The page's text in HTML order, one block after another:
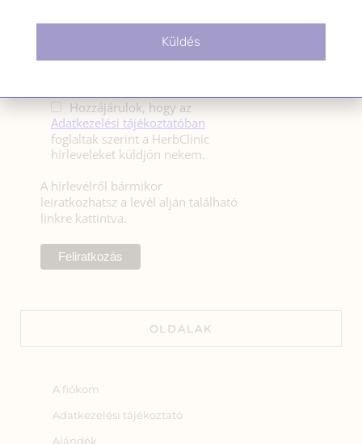
Kérlek a feliratkozáshoz fogadd el
Hozzájárulok, hogy az
Adatkezelési tájékoztatóban
foglaltak szerint a HerbClinic
hírleveleket küldjön nekem.
A hírlevélről bármikor
leiratkozhatsz a levél alján található
linkre kattintva.
OLDALAK
A fiókom
Adatkezelési tájékoztató
Ajándék
Küldés